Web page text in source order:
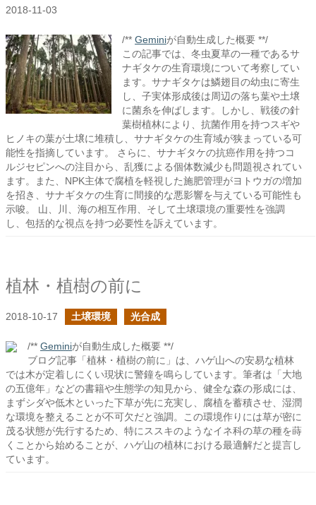
2018-11-03
/** Geminiが自動生成した概要 **/
この記事では、冬虫夏草の一種であるサ
ナギタケの生育環境について考察してい
ます。サナギタケは鱗翅目の幼虫に寄生
し、子実体形成後は周辺の落ち葉や土壌
に菌糸を伸ばします。しかし、戦後の針
葉樹植林により、抗菌作用を持つスギや
ヒノキの葉が土壌に堆積し、サナギタケの生育域が狭まっている可
能性を指摘しています。 さらに、サナギタケの抗癌作用を持つコ
ルジセピンへの注目から、乱獲による個体数減少も問題視されてい
ます。また、NPK主体で腐植を軽視した施肥管理がヨトウガの増加
を招き、サナギタケの生育に間接的な悪影響を与えている可能性も
示唆。 山、川、海の相互作用、そして土壌環境の重要性を強調
し、包括的な視点を持つ必要性を訴えています。
植林・植樹の前に
2018-10-17 土壌環境 光合成
/** Geminiが自動生成した概要 **/
ブログ記事「植林・植樹の前に」は、ハゲ山への安易な植林
では木が定着しにくい現状に警鐘を鳴らしています。筆者は「大地
の五億年」などの書籍や生態学の知見から、健全な森の形成には、
まずシダや低木といった下草が先に充実し、腐植を蓄積させ、湿潤
な環境を整えることが不可欠だと強調。この環境作りには草が密に
茂る状態が先行するため、特にススキのようなイネ科の草の種を蒔
くことから始めることが、ハゲ山の植林における最適解だと提言し
ています。